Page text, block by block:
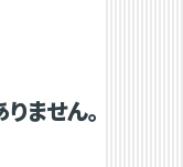
ません。